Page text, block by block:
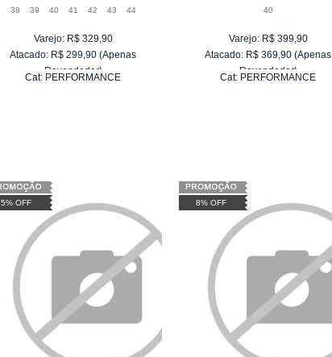
38 39 40 41 42 43 44
Varejo: R$ 329,90
Atacado: R$ 299,90 (Apenas
Revendedor)
Cat: PERFORMANCE
40
Varejo: R$ 399,90
Atacado: R$ 369,90 (Apenas
Revendedor)
Cat: PERFORMANCE
5% OFF 8% OFF